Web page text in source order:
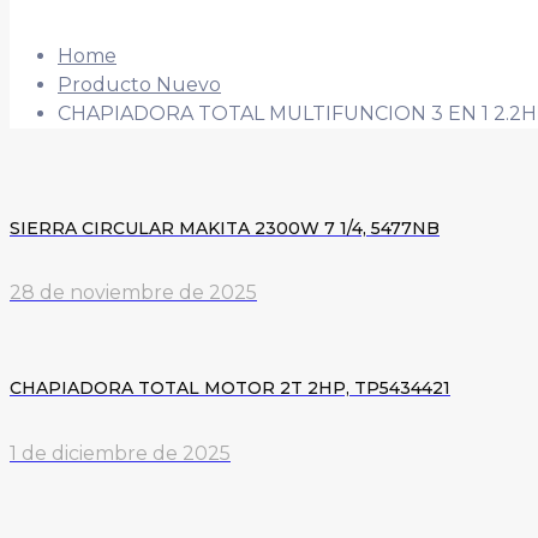
Home
Producto Nuevo
CHAPIADORA TOTAL MULTIFUNCION 3 EN 1
SIERRA CIRCULAR MAKITA 2300W 7 1/4, 5477NB
28 de noviembre de 2025
CHAPIADORA TOTAL MOTOR 2T 2HP, TP5434421
1 de diciembre de 2025